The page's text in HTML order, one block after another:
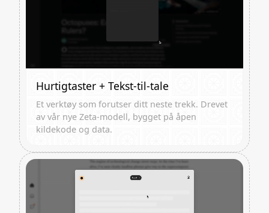
Hurtigtaster + Tekst-til-tale
Et verktøy som forutser ditt neste trekk. Drevet
av vår nye Zeta-modell, bygget på åpen
kildekode og data.